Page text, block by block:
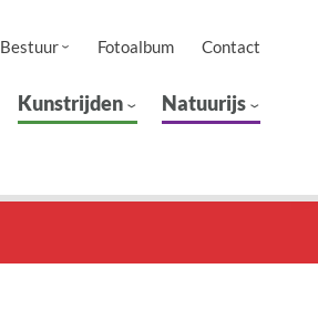
Bestuur Fotoalbum Contact
Kunstrijden Natuurijs